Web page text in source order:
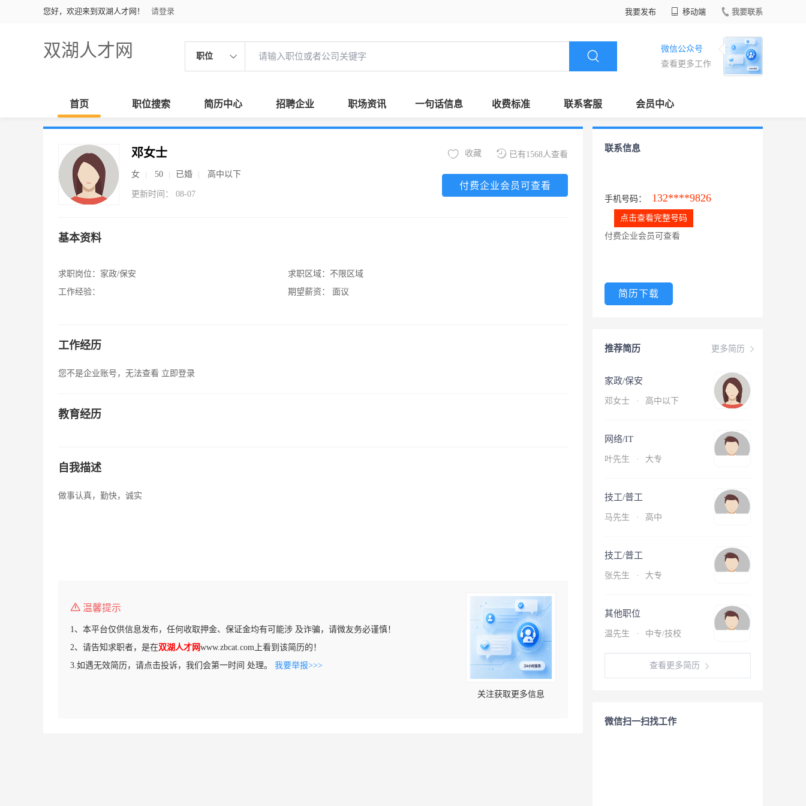
您好，欢迎来到双湖人才网！ 请登录 我要发布 移动端 我要联系
双湖人才网 职位
微信公众号
查看更多工作
首页 职位搜索 简历中心 招聘企业 职场资讯 一句话信息 收费标准 联系客服 会员中心
邓女士
女 50 已婚 高中以下
更新时间： 08-07
已有1568人查看
收藏
付费企业会员可查看
基本资料
求职岗位： 家政/保安
工作经验：
求职区域： 不限区域
期望薪资：
面议
工作经历
您不是企业账号，无法查看 立即登录
教育经历
自我描述
做事认真，勤快，诚实
温馨提示
1、本平台仅供信息发布，任何收取押金、保证金均有可能涉 及诈骗，请微友务必谨慎！
2、请告知求职者，是在双湖人才网www.zbcat.com上看到该简历的！
3.如遇无效简历，请点击投诉，我们会第一时间 处理。 我要举报>>>
关注获取更多信息
联系信息
手机号码： 132****9826
点击查看完整号码
付费企业会员可查看
简历下载
更多简历
推荐简历
家政/保安
邓女士 · 高中以下
网络/IT
叶先生 · 大专
技工/普工
马先生 · 高中
技工/普工
张先生 · 大专
其他职位
温先生 · 中专/技校
查看更多简历
微信扫一扫找工作